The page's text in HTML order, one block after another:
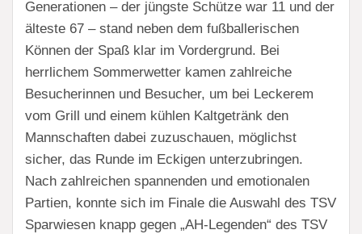
Generationen – der jüngste Schütze war 11 und der
älteste 67 – stand neben dem fußballerischen
Können der Spaß klar im Vordergrund. Bei
herrlichem Sommerwetter kamen zahlreiche
Besucherinnen und Besucher, um bei Leckerem
vom Grill und einem kühlen Kaltgetränk den
Mannschaften dabei zuzuschauen, möglichst
sicher, das Runde im Eckigen unterzubringen.
Nach zahlreichen spannenden und emotionalen
Partien, konnte sich im Finale die Auswahl des TSV
Sparwiesen knapp gegen „AH-Legenden“ des TSV